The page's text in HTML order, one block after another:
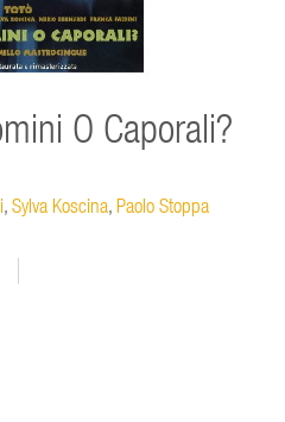
O Caporali?
, Sylva Koscina, Paolo Stoppa